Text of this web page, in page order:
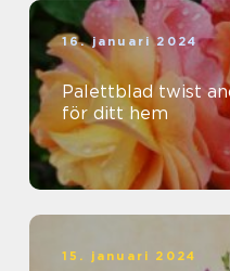
16. januari 2024
Palettblad twist
för ditt hem
15. januari 2024